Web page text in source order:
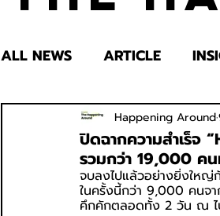
ALL NEWS ARTICLE
ENTERTAINMENT
SPOTLIGHT TRY
ปิดฉากความสำเร็จ
รวมกว่า 19,000 ค
Happening Around
จบลงไปแล้วอย่างยิ่งใหญ่
ในครั้งนี้กว่า 9,000 คนจา
คึกคักตลอดทั้ง 2 วัน ณ ไ